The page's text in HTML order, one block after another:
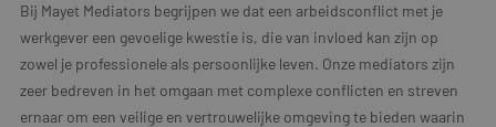
Bij Mayet Mediators begrijpen we dat een arbeidsconflict met je
werkgever een gevoelige kwestie is, die van invloed kan zijn op
zowel je professionele als persoonlijke leven. Onze mediators zijn
zeer bedreven in het omgaan met complexe conflicten en streven
ernaar om een veilige en vertrouwelijke omgeving te bieden waarin